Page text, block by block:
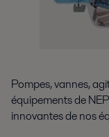
Pompes, vannes,
équipements de
innovantes de nos